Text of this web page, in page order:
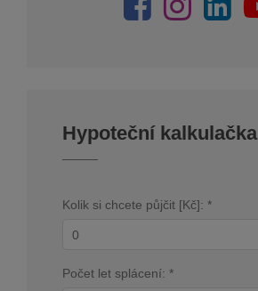
Hypoteční kalkulačka
Kolik si chcete půjčit [Kč]: *
Počet let splácení: *